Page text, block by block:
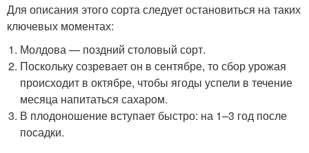
Для описания этого сорта следует остановиться на таких
ключевых моментах:
Молдова — поздний столовый сорт.
Поскольку созревает он в сентябре, то сбор урожая
происходит в октябре, чтобы ягоды успели в течение
месяца напитаться сахаром.
В плодоношение вступает быстро: на 1–3 год после
посадки.